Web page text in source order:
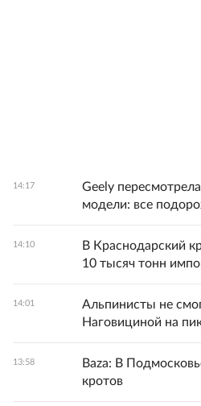
14:17
Geely
модели: все
14:10
В Краснодарский
10 тысяч тонн
14:01
Альпинисты не
Наговициной на
13:58
Baza: В
кротов